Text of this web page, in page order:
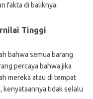
fakta di baliknya.
Tinggi
bahwa semua barang
percaya bahwa jika
mereka atau di tempat
kenyataannya tidak selalu